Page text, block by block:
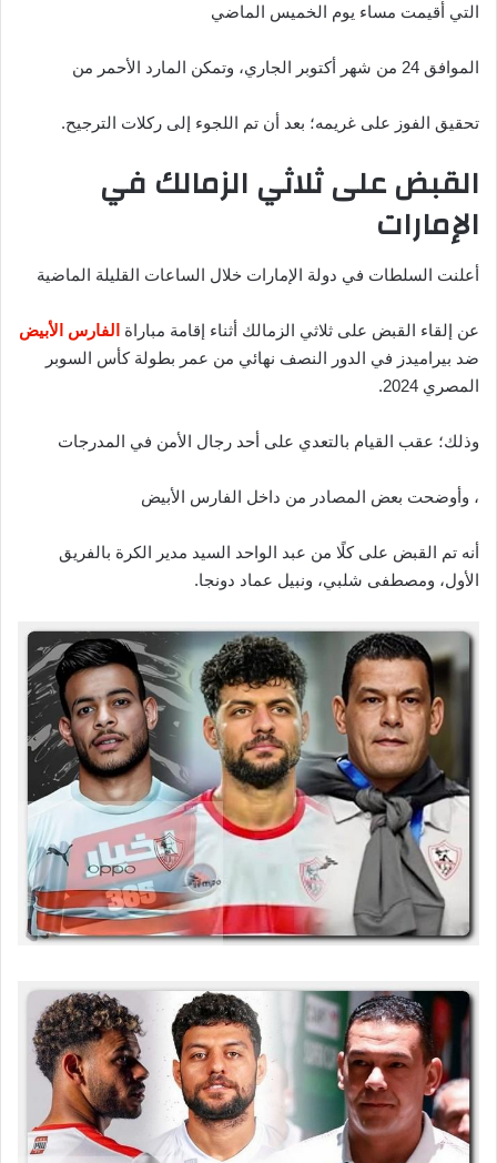
التي أُقيمت مساء يوم الخميس الماضي
الموافق 24 من شهر أكتوبر الجاري، وتمكن المارد الأحمر من
تحقيق الفوز على غريمه؛ بعد أن تم اللجوء إلى ركلات الترجيح.
القبض على ثلاثي الزمالك في
الإمارات
أعلنت السلطات في دولة الإمارات خلال الساعات القليلة الماضية
عن إلقاء القبض على ثلاثي الزمالك أثناء إقامة مباراة الفارس الأبيض
ضد بيراميدز في الدور النصف نهائي من عمر بطولة كأس السوبر
المصري 2024.
وذلك؛ عقب القيام بالتعدي على أحد رجال الأمن في المدرجات
، وأوضحت بعض المصادر من داخل الفارس الأبيض
أنه تم القبض على كلًا من عبد الواحد السيد مدير الكرة بالفريق
الأول، ومصطفى شلبي، ونبيل عماد دونجا.